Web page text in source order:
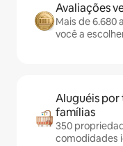
Avaliações
Mais de 6.680
você a
Aluguéis
famílias
350
comodidades